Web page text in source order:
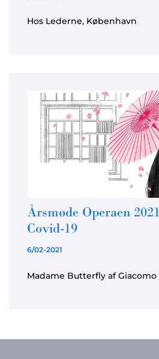
Hos Lederne, København
Årsmøde Operaen
Covid-19
6/02-2021
Madame Butterfly af Giacomo